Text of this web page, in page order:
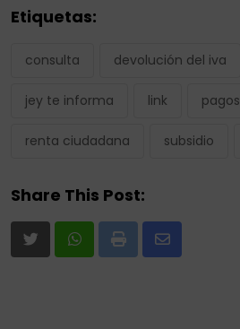
Etiquetas:
consulta devolución del iva
jey te informa link pagos
renta ciudadana subsidio
Share This Post:
Print
Share